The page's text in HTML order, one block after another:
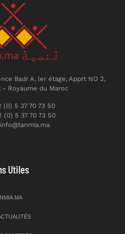
Badr A, ler étage, Apprt NO 2,
- Royaume du Maroc
(0) 5 37 70 73 50
(0) 5 37 70 73 50
Utiles